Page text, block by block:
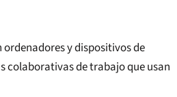
y dispositivos de
colaborativas de trabajo que usan